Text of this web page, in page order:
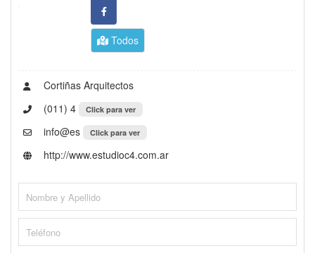
Todos
Cortiñas Arquitectos
(011) 4
Click para ver
info@es Click para ver
http://www.estudioc4.com.ar